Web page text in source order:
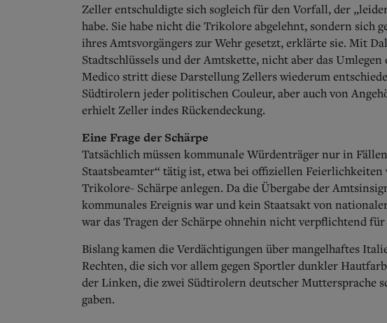
Zeller entschuldigte sich sogleich für den Vorfall, der
habe. Sie habe nicht die Trikolore abgelehnt, sondern sich
ihres Amtsvorgängers zur Wehr gesetzt, erklärte sie. Mit
Stadtschlüssels und der Amtskette, nicht aber das
Medico stritt diese Darstellung Zellers wiederum
Südtirolern jeder politischen Couleur, aber auch von
erhielt Zeller indes Rückendeckung.
Eine Frage der Schärpe
Tatsächlich müssen kommunale Würdenträger nur in
Staatsbeamter“ tätig ist, etwa bei offiziellen Feierlichkeiten
Trikolore- Schärpe anlegen. Da die Übergabe der
kommunales Ereignis war und kein Staatsakt von
war das Tragen der Schärpe ohnehin nicht verpflichtend
Bislang kamen die Verdächtigungen über mangelhaftes
Rechten, die sich vor allem gegen Sportler dunkler
der Linken, die zwei Südtirolern deutscher Muttersprache
gaben.